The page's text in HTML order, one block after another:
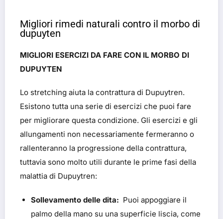
Migliori rimedi naturali contro il morbo di
dupuyten
MIGLIORI ESERCIZI DA FARE CON IL MORBO DI
DUPUYTEN
Lo stretching aiuta la contrattura di Dupuytren.
Esistono tutta una serie di esercizi che puoi fare
per migliorare questa condizione. Gli esercizi e gli
allungamenti non necessariamente fermeranno o
rallenteranno la progressione della contrattura,
tuttavia sono molto utili durante le prime fasi della
malattia di Dupuytren:
Sollevamento delle dita: Puoi appoggiare il
palmo della mano su una superficie liscia, come